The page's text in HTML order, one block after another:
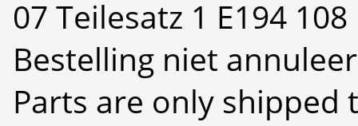
07 Teilesatz 1 E194
Bestelling niet
Parts are only shipped